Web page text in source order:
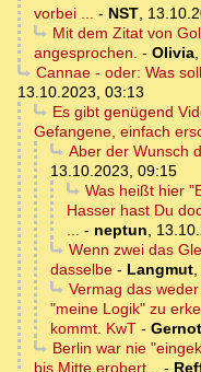
vorbei ... - NST,
Mit dem Zitat von
angesprochen. - Olivia,
Cannae - oder: Was
13.10.2023, 03:13
Es gibt genügend
Gefangene, einfach
Aber der Wunsch
13.10.2023, 09:15
Was heißt hier
Hasser hast Du
... - neptun,
Wenn zwei das
dasselbe - Langmut,
Vermag das
"meine Logik" zu
kommt. KwT - Gernot
Berlin war nie
bis Mitte erobert... -